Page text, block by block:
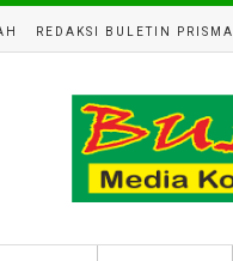
REDAKSI BULETIN PRISMA